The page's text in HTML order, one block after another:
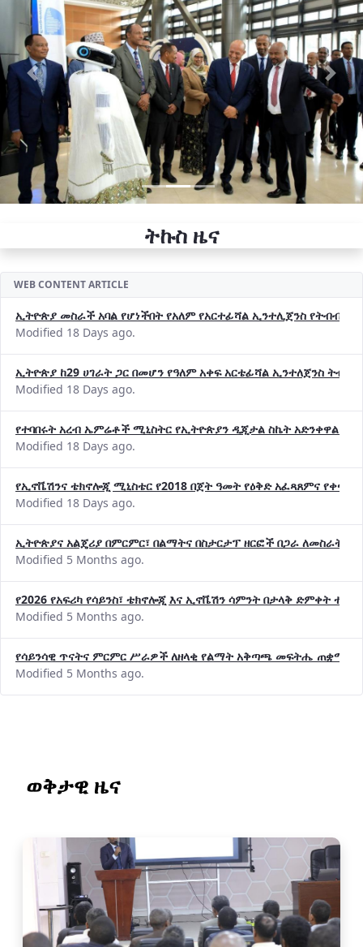
Previous Next
ትኩስ ዜና
WEB CONTENT ARTICLE
ኢትዮጵያ መስራች አባል የሆነችበት የአለም የአርተፊሻል ኢንተሊጀንስ የትብብር
Modified 18 Days ago.
ኢትዮጵያ ከ29 ሀገራት ጋር በመሆን የዓለም አቀፍ አርቴፊሻል ኢንተለጀንስ
Modified 18 Days ago.
የተባበሩት አረብ ኤምሬቶች ሚኒስትር የኢትዮጵያን ዲጂታል ስኬት አድንቀዋል
Modified 18 Days ago.
የኢኖቬሽንና ቴክኖሎጂ ሚኒስቴር የ2018 በጀት ዓመት የዕቅድ አፈጻጸምና
Modified 18 Days ago.
ኢትዮጵያና አልጄሪያ በምርምር፣ በልማትና በስታርታፕ ዘርፎች በጋራ ለመስራት
Modified 5 Months ago.
የ2026 የአፍሪካ የሳይንስ፣ ቴክኖሎጂ እና ኢኖቬሽን ሳምንት በታላቅ ድምቀት
Modified 5 Months ago.
የሳይንሳዊ ጥናትና ምርምር ሥራዎች ለዘላቂ የልማት አቅጣጫ መፍትሔ ጠቋሚ
Modified 5 Months ago.
ወቅታዊ ዜና